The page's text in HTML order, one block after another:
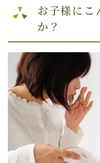
お子様にこ
か？